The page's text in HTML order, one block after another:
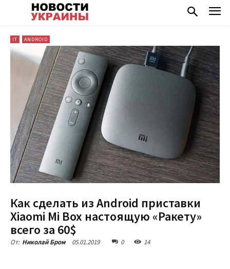
IT ANDROID
Как сделать из Android приставки
Xiaomi Mi Box настоящую «Ракету»
всего за 60$
От: Николай Бром 05.01.2019 0 14